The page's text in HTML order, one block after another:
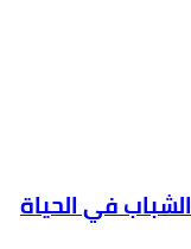
في الحياة